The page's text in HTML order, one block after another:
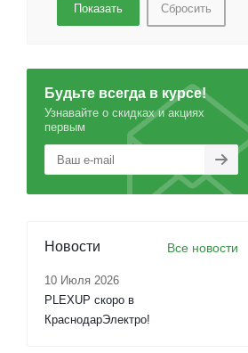
Сбросить
Будьте всегда в курсе!
Узнавайте о скидках и акциях
первым
Новости Все новости
10 Июля 2026
PLEXUP скоро в
КраснодарЭлектро!